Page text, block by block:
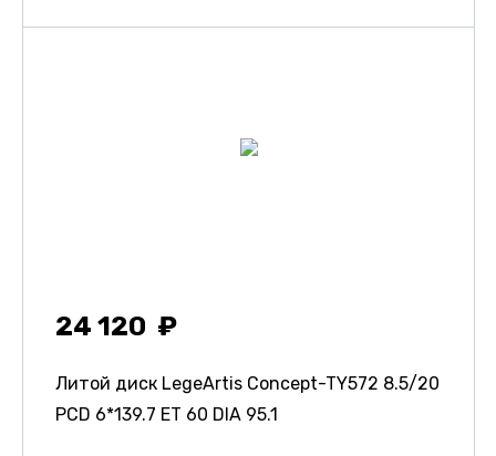
24 120
Литой диск LegeArtis Concept-TY572 8.5/20
PCD 6*139.7 ET 60 DIA 95.1